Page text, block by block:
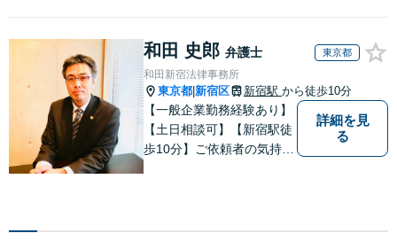
和田 史郎 弁護士 東京都
和田新宿法律事務所
東京都 新宿区 新宿駅 から徒歩10分
【一般企業勤務経験あり】
【土日相談可】【新宿駅徒
歩10分】ご依頼者の気持ち
詳細を見
る